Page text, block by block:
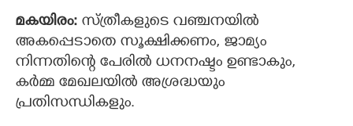
മകയിരം: സ്ത്രീകളുടെ വഞ്ചനയിൽ
അകപ്പെടാതെ സൂക്ഷിക്കണം, ജാമ്യം
നിന്നതിന്‍റെ പേരില്‍ ധനനഷ്ടം ഉണ്ടാകും,
കര്‍മ്മ ‍മേഖലയിൽ അശ്രദ്ധയും
പ്രതിസന്ധികളും.